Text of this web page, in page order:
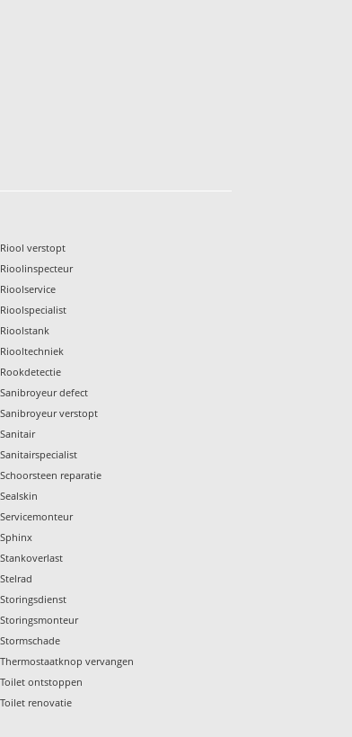
Riool verstopt
Rioolinspecteur
Rioolservice
Rioolspecialist
Rioolstank
Riooltechniek
Rookdetectie
Sanibroyeur defect
Sanibroyeur verstopt
Sanitair
Sanitairspecialist
Schoorsteen reparatie
Sealskin
Servicemonteur
Sphinx
Stankoverlast
Stelrad
Storingsdienst
Storingsmonteur
Stormschade
Thermostaatknop vervangen
Toilet ontstoppen
Toilet renovatie